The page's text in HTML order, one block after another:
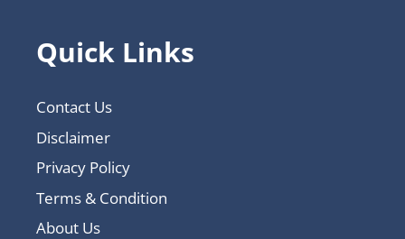
Quick Links
Contact Us
Disclaimer
Privacy Policy
Terms & Condition
About Us